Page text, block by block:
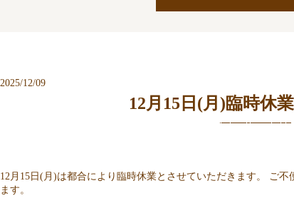
2025/12/09
12月15日(月)臨時休
12月15日(月)は都合により臨時休業とさせていただきます。 ご
ます。